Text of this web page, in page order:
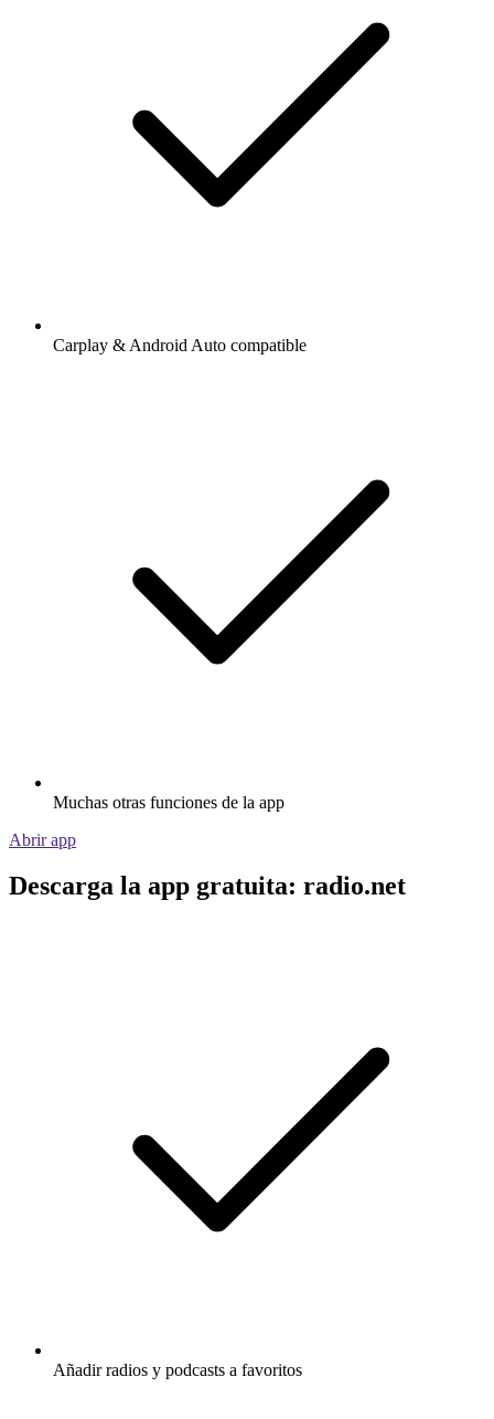
Carplay & Android Auto compatible
Muchas otras funciones de la app
Abrir app
Descarga la app gratuita: radio.net
Añadir radios y podcasts a favoritos